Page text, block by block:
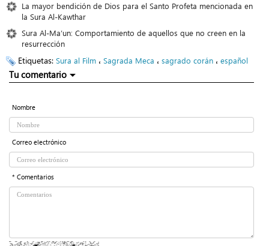
La mayor bendición de Dios para el Santo Profeta mencionada en
la Sura Al-Kawthar
Sura Al-Ma’un: Comportamiento de aquellos que no creen en la
resurrección
Etiquetas: Sura al Film ، Sagrada Meca ، sagrado corán ، español
Tu comentario
Nombre
Correo electrónico
* Comentarios